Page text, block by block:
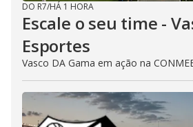
DO R7/HÁ 1 HORA
Escale o seu time -
Esportes
Vasco DA Gama em ação na